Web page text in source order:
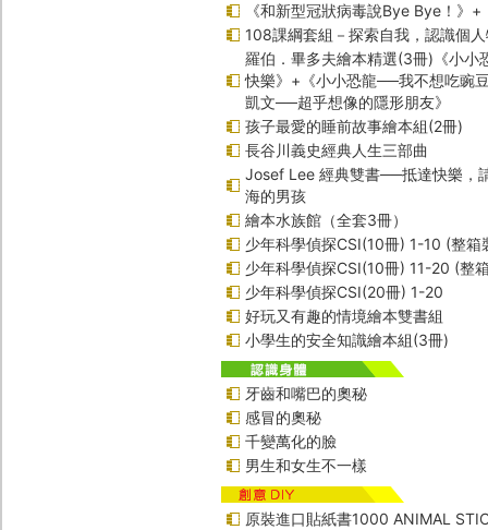
《和新型冠狀病毒說Bye Bye！》
108課綱套組－探索自我，認識個
羅伯．畢多夫繪本精選(3冊)《小小
快樂》+《小小恐龍──我不想吃豌
凱文──超乎想像的隱形朋友》
孩子最愛的睡前故事繪本組(2冊)
長谷川義史經典人生三部曲
Josef Lee 經典雙書──抵達快樂，
海的男孩
繪本水族館（全套3冊）
少年科學偵探CSI(10冊) 1-10 (整箱
少年科學偵探CSI(10冊) 11-20 (整
少年科學偵探CSI(20冊) 1-20
好玩又有趣的情境繪本雙書組
小學生的安全知識繪本組(3冊)
牙齒和嘴巴的奧秘
感冒的奧秘
千變萬化的臉
男生和女生不一樣
原裝進口貼紙書1000 ANIMAL